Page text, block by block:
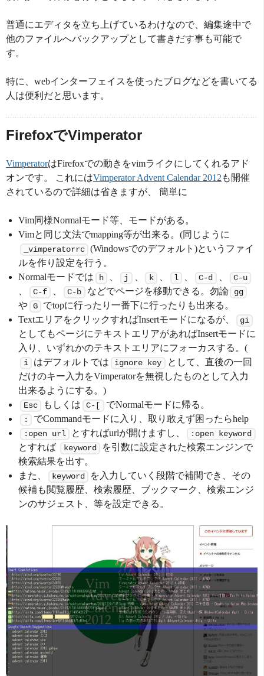
普通にエディタを立ち上げているわけなので、編集途中で
他のファイルへバックアップとして書きだす事も可能で
す。
特に、webインターフェイスを使ったブログなどを書いてる
人は便利だと思います。
FirefoxでVimperator
VimperatorはFirefoxでの動きをvimライクにしてくれるアド
オンです。 これにはVimperator Advent Calendar 2012 も開催
されているので詳細は省きますが、 簡単に
Vim同様Normalモード等、モードがある。
Vimと同じ文法でmapping等が出来る。(同じように
_vimperatorrc (Windowsでのデフォルト)というファイ
ルを作り設定を行う。
Normalモードでは
h j k l C-d C-u
C-f C-b などでページを移動できる。勿論 gg
や G
でtopに行ったり一番下に行ったりも出来る。
TextエリアをクリックすればInsertモードになるが、
gi
としてもページにテキストエリアがあればInsertモードに
入り、いずれかのテキストエリアにフォーカスする。(
i はデフォルトでは ignore key
として、直後の一回
だけのキー入力をVimperatorを無視したものとして入力
出来るようにする。)
Esc もしくは C-[ でNormalモードに帰る。
: でCommandモードに入り、取り敢えず困ったらhelp
:open url とすればurlが開けますし、 :open keyword
とすれば keyword
を引数に設定された検索エンジンで
検索結果を出す。
また、
keyword
を入力していく段階で補間でき、その
候補も閲覧履歴、検索履歴、ブックマーク、検索エンジ
ンのサジェスト、等を設定できる。